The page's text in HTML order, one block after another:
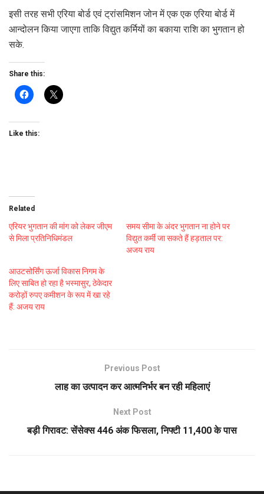
इसी तरह सभी एरिया बोर्ड एवं ट्रांसमिशन जोन में एक एक एरिया बोर्ड में
आन्दोलन किया जाएगा ताकि विद्युत कर्मियों का बकाया राशि का भुगतान हो
सके.
Share this:
Like this:
Related
एरियर भुगतान की मांग को लेकर जीएम
से मिला प्रतिनिधिमंडल
समय सीमा के अंदर भुगतान ना होने पर
विद्युत कर्मी जा सकते हैं हड़ताल पर:
अजय राय
आउटसोर्सिंग ऊर्जा विकास निगम के
लिए साबित हो रहा है भस्मासुर, ठेकेदार
करोड़ों रुपए कमीशन के रूप में खा रहे
हैं: अजय राय
Previous Post
लाह का उत्पादन कर आत्मनिर्भर बन रही महिलाएं
Next Post
बड़ी गिरावट: सेंसेक्स 446 अंक फिसला, निफ्टी 11,400 के पास